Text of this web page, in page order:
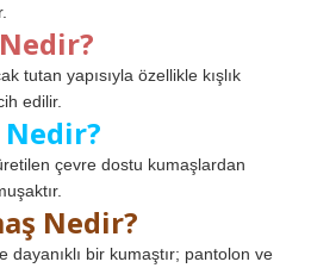
tutan yapısıyla özellikle kışlık
edilir.
çevre dostu kumaşlardan
Nedir?
dayanıklı bir kumaştır; pantolon ve